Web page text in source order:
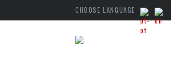
CHOOSE LANGUAGE